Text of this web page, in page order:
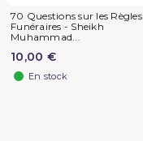
70 Questions sur les Règles
Funéraires - Sheikh
Muhammad...
10,00 €
En stock